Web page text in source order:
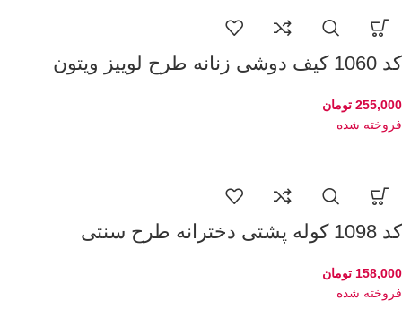
کد 1060 کیف دوشی زنانه طرح لوییز ویتون
255,000 تومان
فروخته شده
کد 1098 کوله پشتی دخترانه طرح سنتی
158,000 تومان
فروخته شده